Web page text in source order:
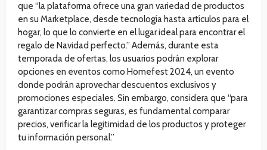
que “la plataforma ofrece una gran variedad de productos
en su Marketplace, desde tecnología hasta artículos para el
hogar, lo que lo convierte en el lugar ideal para encontrar el
regalo de Navidad perfecto.” Además, durante esta
temporada de ofertas, los usuarios podrán explorar
opciones en eventos como Homefest 2024, un evento
donde podrán aprovechar descuentos exclusivos y
promociones especiales. Sin embargo, considera que “para
garantizar compras seguras, es fundamental comparar
precios, verificar la legitimidad de los productos y proteger
tu información personal.”